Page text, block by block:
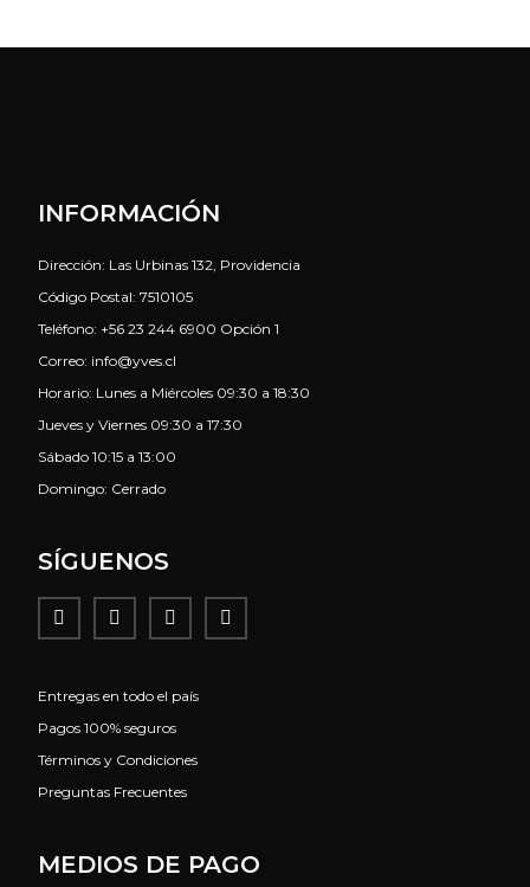
INFORMACIÓN
Dirección: Las Urbinas 132, Providencia
Código Postal: 7510105
Teléfono: +56 23 244 6900 Opción 1
Correo: info@yves.cl
Horario: Lunes a Miércoles 09:30 a 18:30
Jueves y Viernes 09:30 a 17:30
Sábado 10:15 a 13:00
Domingo: Cerrado
SÍGUENOS
Entregas en todo el país
Pagos 100% seguros
Términos y Condiciones
Preguntas Frecuentes
MEDIOS DE PAGO